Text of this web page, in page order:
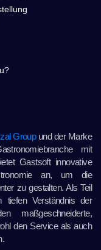
Groupund der Marke
mit
Gastsoft innovative
an, um die
zu gestalten. Als Teil
Verständnis der
maßgeschneiderte,
den Service als auch